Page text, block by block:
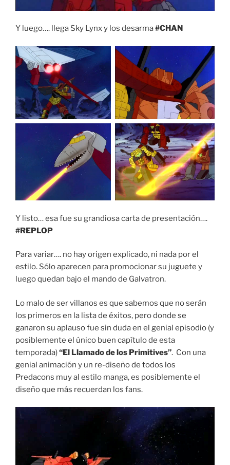
Y luego…. llega Sky Lynx y los desarma#CHAN
Y listo… esa fue su grandiosa carta de presentación….
#REPLOP
Para variar…. no hay origen explicado, ni nada por el
estilo. Sólo aparecen para promocionar su juguete y
luego quedan bajo el mando de Galvatron.
Lo malo de ser villanos es que sabemos que no serán
los primeros en la lista de éxitos, pero donde se
ganaron su aplauso fue sin duda en el genial episodio (y
posiblemente el único buen capítulo de esta
temporada)“El Llamado de los Primitives”. Con una
genial animación y un re-diseño de todos los
Predacons muy al estilo manga, es posiblemente el
diseño que más recuerdan los fans.